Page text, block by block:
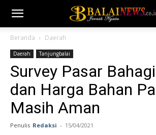
Beranda Daerah
Daerah Tanjungbalai
Survey Pasar
dan Harga Bahan
Masih Aman
Penulis Redaksi - 15/04/2021